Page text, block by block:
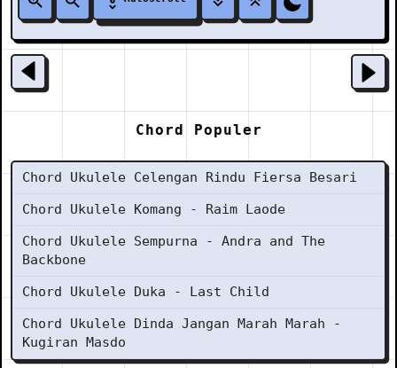
Chord Populer
Chord Ukulele Celengan Rindu Fiersa Besari
Chord Ukulele Komang - Raim Laode
Chord Ukulele Sempurna - Andra and The
Backbone
Chord Ukulele Duka - Last Child
Chord Ukulele Dinda Jangan Marah Marah -
Kugiran Masdo